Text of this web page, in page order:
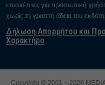
επισκέπτες για προσωπική
χωρίς τη γραπτή άδεια του εκδότη.
Δήλωση Απορρήτου και
Χαρακτήρα
Copyright © 2001 – 2026